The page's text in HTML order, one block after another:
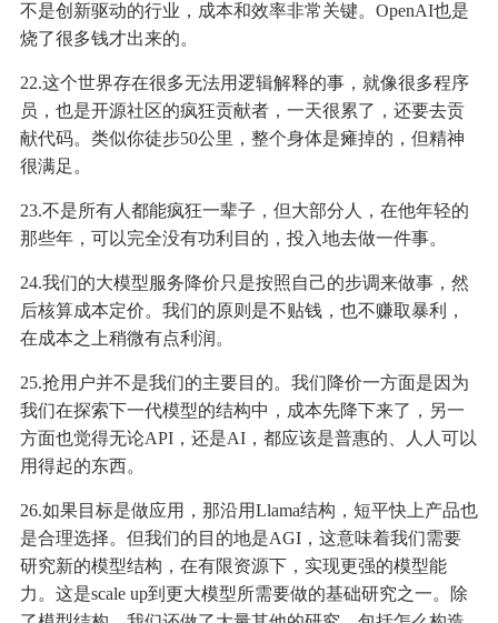
不是创新驱动的行业，成本和效率非常关键。OpenAI也是
烧了很多钱才出来的。
22.这个世界存在很多无法用逻辑解释的事，就像很多程序
员，也是开源社区的疯狂贡献者，一天很累了，还要去贡
献代码。类似你徒步50公里，整个身体是瘫掉的，但精神
很满足。
23.不是所有人都能疯狂一辈子，但大部分人，在他年轻的
那些年，可以完全没有功利目的，投入地去做一件事。
24.我们的大模型服务降价只是按照自己的步调来做事，然
后核算成本定价。我们的原则是不贴钱，也不赚取暴利，
在成本之上稍微有点利润。
25.抢用户并不是我们的主要目的。我们降价一方面是因为
我们在探索下一代模型的结构中，成本先降下来了，另一
方面也觉得无论API，还是AI，都应该是普惠的、人人可以
用得起的东西。
26.如果目标是做应用，那沿用Llama结构，短平快上产品也
是合理选择。但我们的目的地是AGI，这意味着我们需要
研究新的模型结构，在有限资源下，实现更强的模型能
力。这是scale up到更大模型所需要做的基础研究之一。除